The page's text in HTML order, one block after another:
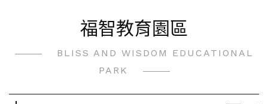
福智教育園區
BLISS AND WISDOM EDUCATIONAL
PARK